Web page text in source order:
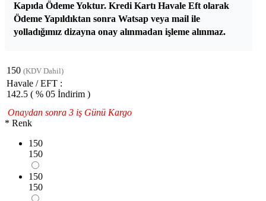
Kapıda Ödeme Yoktur. Kredi Kartı Havale Eft olarak
Ödeme Yapıldıktan sonra Watsap veya mail ile
yolladığımız dizayna onay alınmadan işleme alınmaz.
150 (KDV Dahil)
Havale / EFT :
142.5 ( % 05 İndirim )
Onaydan sonra 3 iş Günü Kargo
* Renk
150
150
150
150